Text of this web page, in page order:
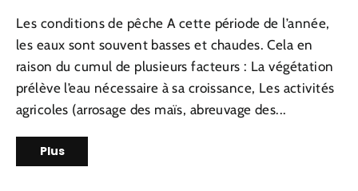
Les conditions de pêche A cette période de l’année,
les eaux sont souvent basses et chaudes. Cela en
raison du cumul de plusieurs facteurs : La végétation
prélève l’eau nécessaire à sa croissance, Les activités
agricoles (arrosage des maïs, abreuvage des...
Plus